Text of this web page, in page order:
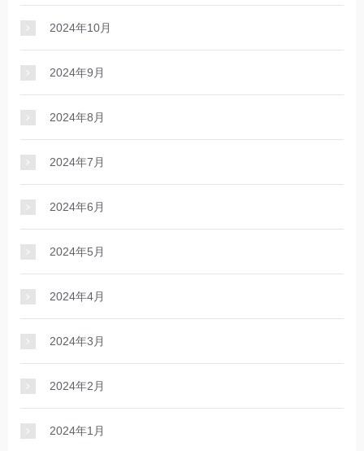
2024年10月
2024年9月
2024年8月
2024年7月
2024年6月
2024年5月
2024年4月
2024年3月
2024年2月
2024年1月